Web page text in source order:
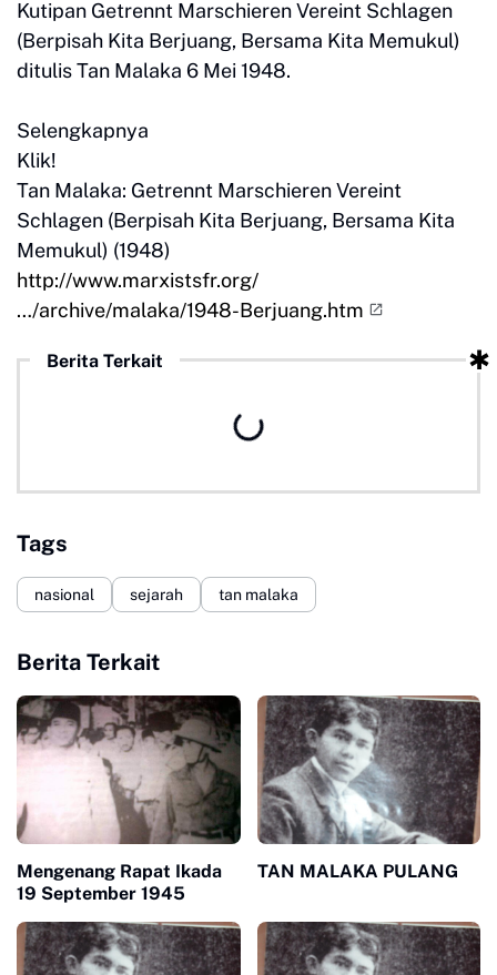
Kutipan Getrennt Marschieren Vereint Schlagen
(Berpisah Kita Berjuang, Bersama Kita Memukul)
ditulis Tan Malaka 6 Mei 1948.
Selengkapnya
Klik!
Tan Malaka: Getrennt Marschieren Vereint
Schlagen (Berpisah Kita Berjuang, Bersama Kita
Memukul) (1948)
http://www.marxistsfr.org/
…/archive/malaka/1948-Berjuang.htm
Berita Terkait
Tags
nasional sejarah tan malaka
Berita Terkait
Mengenang Rapat Ikada
19 September 1945
TAN MALAKA PULANG